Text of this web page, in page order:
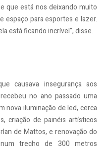
que está nos deixando muito
espaço para esportes e lazer.
está ficando incrível", disse.
causava insegurança aos
no ano passado uma
nova iluminação de led, cerca
criação de painéis artísticos
de Mattos, e renovação do
trecho de 300 metros